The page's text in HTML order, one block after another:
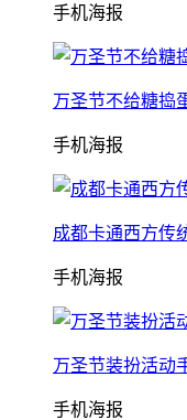
手机海报
万圣节不给糖捣
手机海报
成都卡通西方传
手机海报
万圣节装扮活动
手机海报